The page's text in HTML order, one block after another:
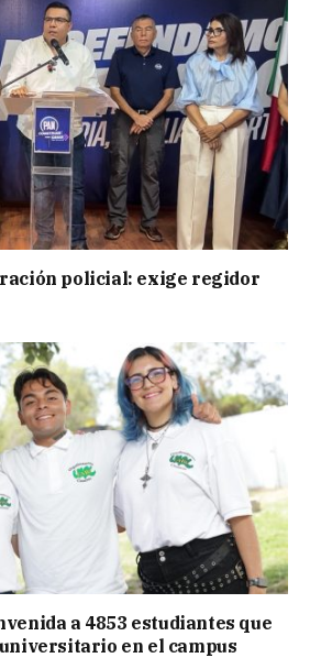
policial: exige regidor
a 4853 estudiantes que
en el campus